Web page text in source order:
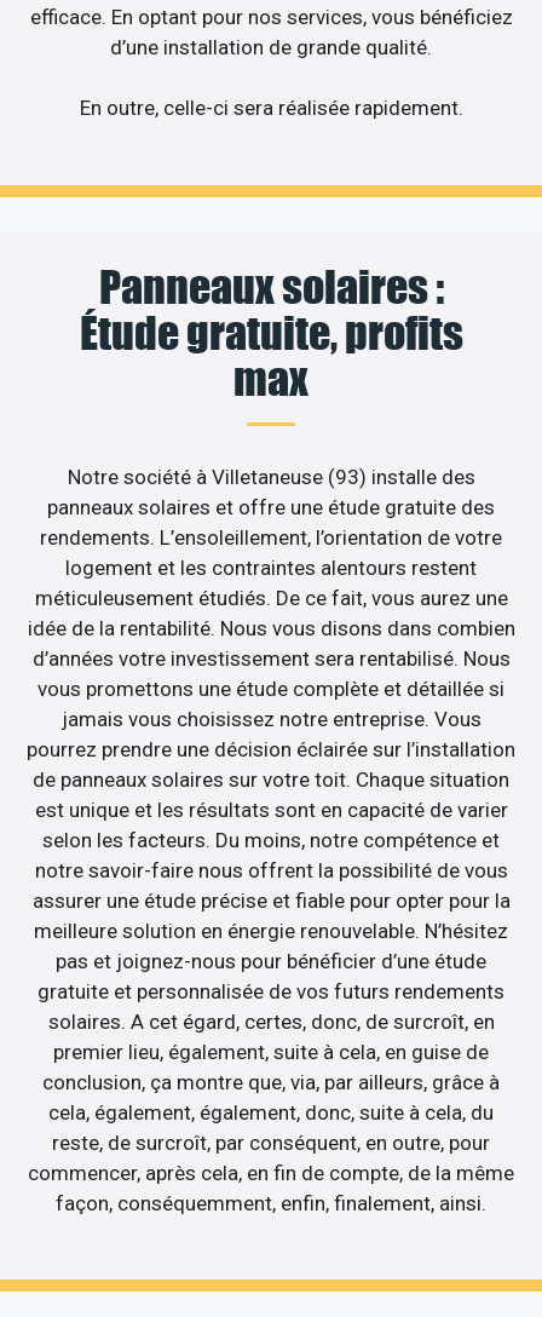
efficace. En optant pour nos services, vous bénéficiez
d’une installation de grande qualité.
En outre, celle-ci sera réalisée rapidement.
Panneaux solaires :
Étude gratuite, profits
max
Notre société à Villetaneuse (93) installe des
panneaux solaires et offre une étude gratuite des
rendements. L’ensoleillement, l’orientation de votre
logement et les contraintes alentours restent
méticuleusement étudiés. De ce fait, vous aurez une
idée de la rentabilité. Nous vous disons dans combien
d’années votre investissement sera rentabilisé. Nous
vous promettons une étude complète et détaillée si
jamais vous choisissez notre entreprise. Vous
pourrez prendre une décision éclairée sur l’installation
de panneaux solaires sur votre toit. Chaque situation
est unique et les résultats sont en capacité de varier
selon les facteurs. Du moins, notre compétence et
notre savoir-faire nous offrent la possibilité de vous
assurer une étude précise et fiable pour opter pour la
meilleure solution en énergie renouvelable. N’hésitez
pas et joignez-nous pour bénéficier d’une étude
gratuite et personnalisée de vos futurs rendements
solaires. A cet égard, certes, donc, de surcroît, en
premier lieu, également, suite à cela, en guise de
conclusion, ça montre que, via, par ailleurs, grâce à
cela, également, également, donc, suite à cela, du
reste, de surcroît, par conséquent, en outre, pour
commencer, après cela, en fin de compte, de la même
façon, conséquemment, enfin, finalement, ainsi.